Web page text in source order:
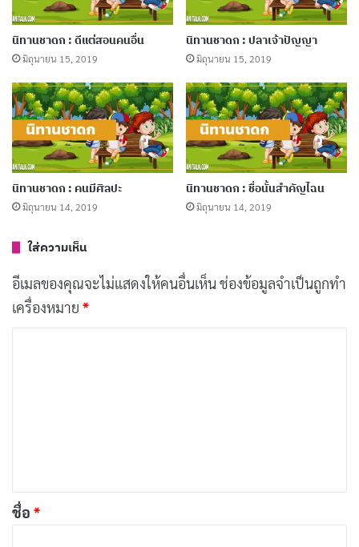
ท่านจงดูผลอุบายที่เราคิดแล้ว เราพ้นจาก
การถูกฆ่าและจองจำ ก็ด้วยอุบายนั้น “
นิทานเรื่องนี้สอนให้รู้ว่า
เกิดเป็นคนควรคิดแต่สิ่งที่ดีไว้ สามารถเอาตัวรอดในยาม
คับขันได้
Copy URL
นิทานชาดก : ดีแต่สอนคนอื่น
มิถุนายน 15, 2019
นิทานชาดก : ปลาเจ้าปัญญา
มิถุนายน 15, 2019
นิทานชาดก : คนมีศิลปะ
มิถุนายน 14, 2019
นิทานชาดก : ชื่อนั้นสำคัญไฉน
มิถุนายน 14, 2019
ใส่ความเห็น
อีเมลของคุณจะไม่แสดงให้คนอื่นเห็นช่องข้อมูลจำเป็นถูกทำ
เครื่องหมาย *
*
ชื่อ *